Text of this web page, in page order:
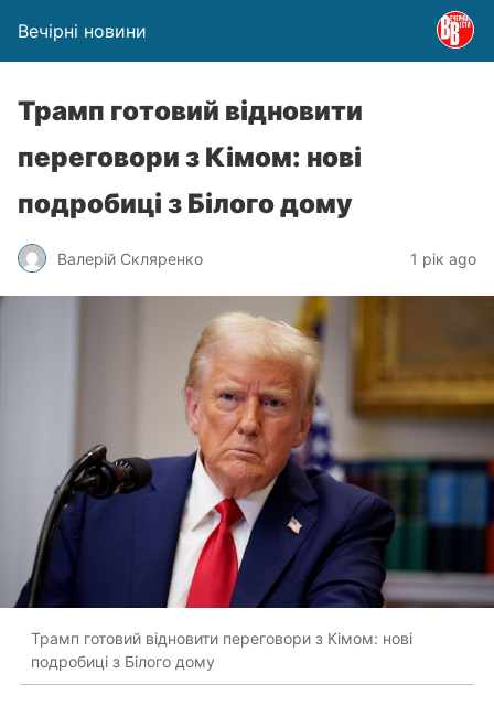
Вечірні новини
Трамп готовий відновити
переговори з Кімом: нові
подробиці з Білого дому
Валерій Скляренко 1 рік ago
Трамп готовий відновити переговори з Кімом: нові
подробиці з Білого дому